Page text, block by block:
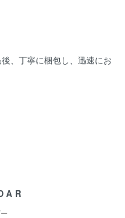
、丁寧に梱包し、迅速にお